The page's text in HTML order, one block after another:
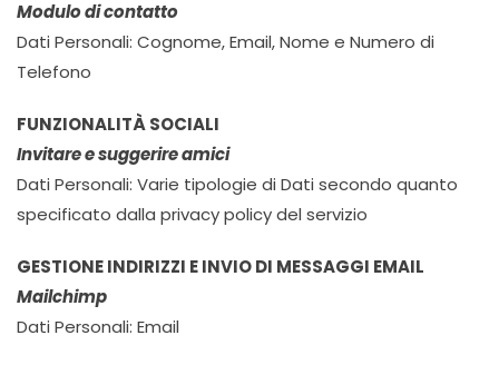
Modulo di contatto
Dati Personali: Cognome, Email, Nome e Numero di
Telefono
FUNZIONALITÀ SOCIALI
Invitare e suggerire amici
Dati Personali: Varie tipologie di Dati secondo quanto
specificato dalla privacy policy del servizio
GESTIONE INDIRIZZI E INVIO DI MESSAGGI EMAIL
Mailchimp
Dati Personali: Email